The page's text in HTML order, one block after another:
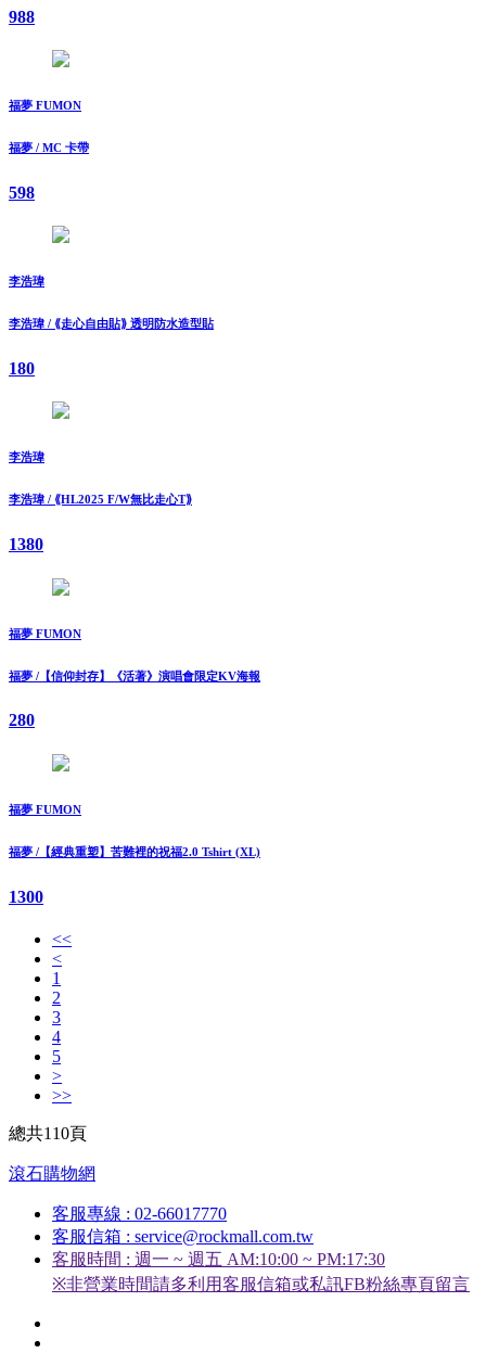
988
福夢 FUMON
福夢 / MC 卡帶
598
李浩瑋
李浩瑋 / ⟪走⼼⾃由貼⟫ 透明防⽔造型貼
180
李浩瑋
李浩瑋 / ⟪HL2025 F/W無比走⼼T⟫
1380
福夢 FUMON
福夢 /【信仰封存】《活著》演唱會限定KV海報
280
福夢 FUMON
福夢 /【經典重塑】苦難裡的祝福2.0 Tshirt (XL)
1300
<<
<
1
2
3
4
5
>
>>
總共110頁
滾石購物網
客服專線 : 02-66017770
客服信箱 : service@rockmall.com.tw
客服時間 : 週一 ~ 週五 AM:10:00 ~ PM:17:30
※非營業時間請多利用客服信箱或私訊FB粉絲專頁留言